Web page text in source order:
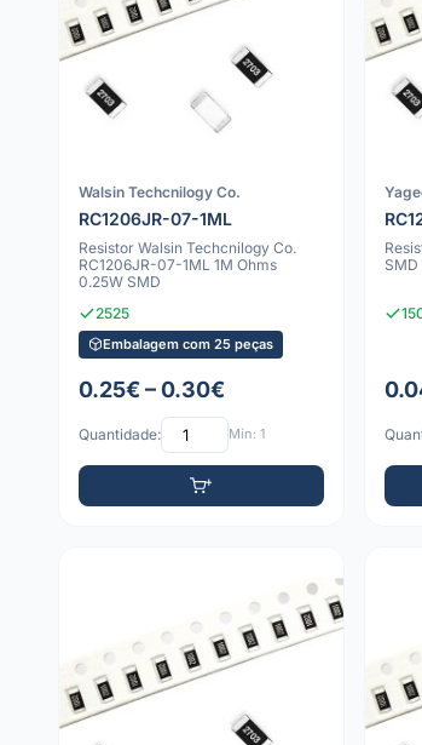
Walsin Techcnilogy Co.
RC1206JR-07-1ML
Resistor Walsin Techcnilogy Co.
RC1206JR-07-1ML 1M Ohms
0.25W SMD
2525
Embalagem com 25 peças
0.25€ – 0.30€
Quantidade: Mín: 1
SMD